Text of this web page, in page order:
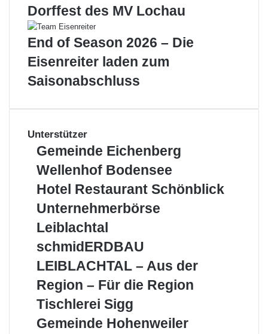
Dorffest des MV Lochau
End of Season 2026 – Die
Eisenreiter laden zum
Saisonabschluss
Unterstützer
Gemeinde
Gemeinde Eichenberg
Wellenhof
Wellenhof Bodensee
Hotel
Schönblick
Hotel Restaurant Schönblick
Unternehmerbörse
Unternehmerbörse
Leiblachtal
schmidERDBAU
–
Aus
Region
–
Für
schmidERDBAU
LEIBLACHTAL – Aus der
Region – Für die Region
Tischlerei
Tischlerei Sigg
Gemeinde
Gemeinde Hohenweiler